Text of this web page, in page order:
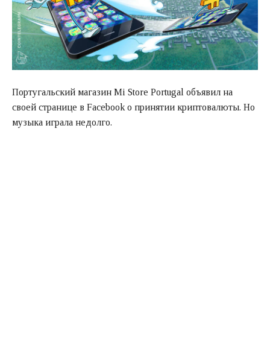
Португальский магазин Mi Store Portugal объявил на
своей странице в Facebook о принятии криптовалюты. Но
музыка играла недолго.